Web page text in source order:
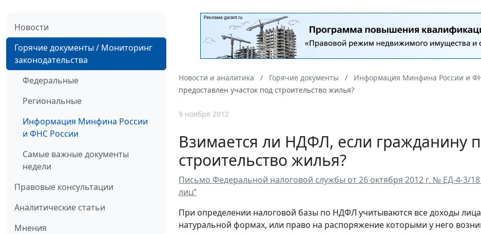
Новости
Горячие документы / Мониторинг
законодательства
Федеральные
Региональные
Информация Минфина России
и ФНС России
Самые важные документы
недели
Правовые консультации
Аналитические статьи
Мнения
Новости и аналитика Горячие документы Информация Минфина России и
предоставлен участок под строительство жилья?
9 ноября 2012
Взимается ли НДФЛ, если гражданину
строительство жилья?
Письмо Федеральной налоговой службы от 26 октября 2012 г. № ЕД-4-3/
лиц”
При определении налоговой базы по НДФЛ учитываются все доходы
натуральной формах, или право на распоряжение которыми у него